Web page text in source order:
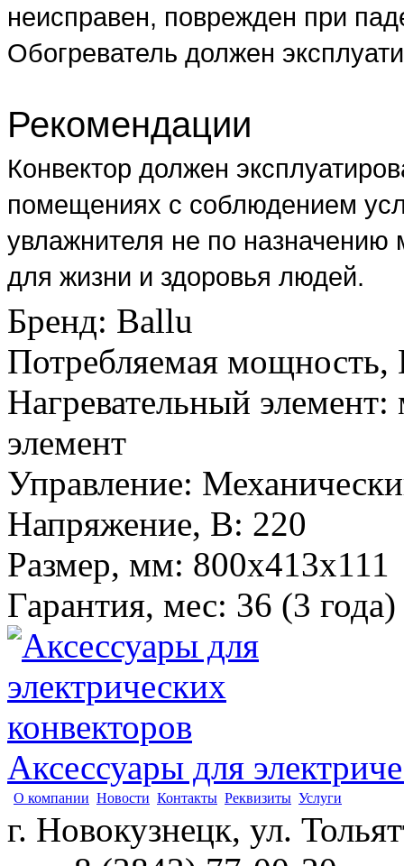
неисправен, поврежден при
Обогреватель должен
Рекомендации
Конвектор должен
помещениях с соблюдением
увлажнителя не по назначению
для жизни и здоровья людей.
Бренд: Ballu
Потребляемая мощность,
Нагревательный элемент:
элемент
Управление:
Напряжение, В: 220
Размер, мм: 800х413х111
Гарантия, мес: 36 (3 года)
Аксессуары для
О компании Новости Контакты Реквизиты Услуги
г. Новокузнецк, ул.